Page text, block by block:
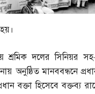
শ্রমিক দলের সিনিয়র সহ
অনুষ্ঠিত মানববন্ধনে
বক্তা হিসেবে বক্তব্য